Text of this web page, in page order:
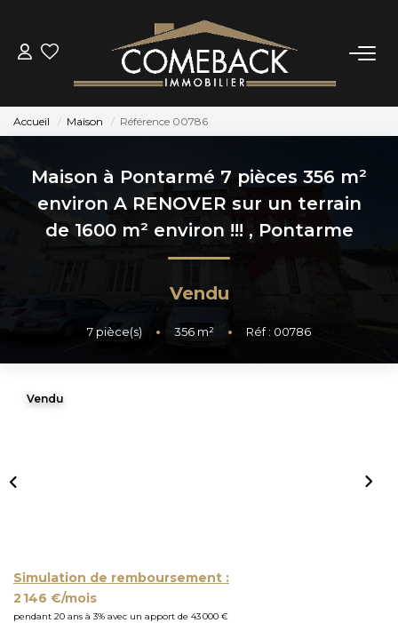
ACHETER
LOUER
ESTIMER
BIENS VENDUS
Accueil Maison Référence 00786
Maison à Pontarmé 7 pièces 356 m²
environ A RENOVER sur un terrain
de 1600 m² environ !!! , Pontarme
Vendu
7 pièce(s) • 356 m² • Réf : 00786
Vendu
Simulation de remboursement :
2 146 €/mois
pendant 20 ans à 3% avec un apport de 43 000 €